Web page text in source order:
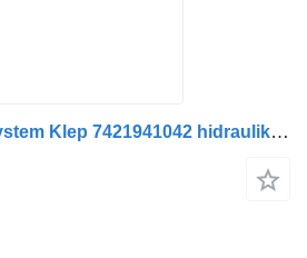
Renault Hydraulic System Klep 7421941042 hidraulikas caurule paredzēts kravas automašīnas